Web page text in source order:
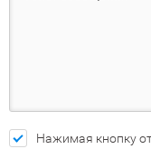
Нажимая кнопку